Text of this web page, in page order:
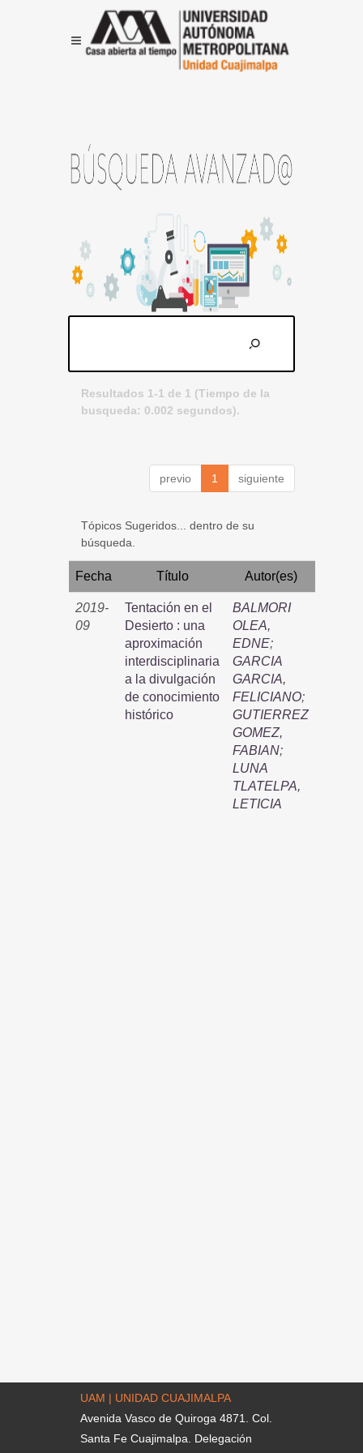
Resultados 1-1 de 1 (Tiempo de la
busqueda: 0.002 segundos).
previo 1 siguiente
Tópicos Sugeridos... dentro de su
búsqueda.
Fecha Título Autor(es)
2019-
09
Tentación en el
Desierto : una
aproximación
interdisciplinaria
a la divulgación
de conocimiento
histórico
BALMORI
OLEA,
EDNE;
GARCIA
GARCIA,
FELICIANO;
GUTIERREZ
GOMEZ,
FABIAN;
LUNA
TLATELPA,
LETICIA
UAM | UNIDAD CUAJIMALPA
Avenida Vasco de Quiroga 4871. Col.
Santa Fe Cuajimalpa. Delegación